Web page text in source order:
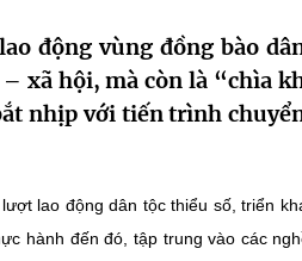
động vùng đồng bào
xã hội, mà còn là “chìa
nhịp với tiến trình
lao động dân tộc thiểu số, triển
hành đến đó, tập trung vào các